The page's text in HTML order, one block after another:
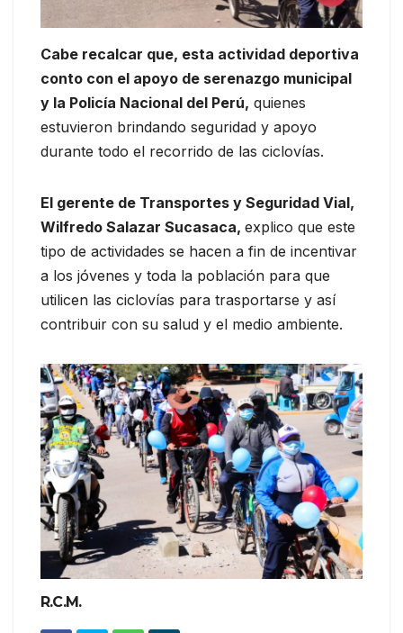
Cabe recalcar que, esta actividad deportiva
conto con el apoyo de serenazgo municipal
y la Policía Nacional del Perú, quienes
estuvieron brindando seguridad y apoyo
durante todo el recorrido de las ciclovías.
El gerente de Transportes y Seguridad Vial,
Wilfredo Salazar Sucasaca, explico que este
tipo de actividades se hacen a fin de incentivar
a los jóvenes y toda la población para que
utilicen las ciclovías para trasportarse y así
contribuir con su salud y el medio ambiente.
R.C.M.